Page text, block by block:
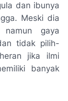
dan ibunya
Meski dia
gaya
tidak pilih-
jika ilmi
banyak